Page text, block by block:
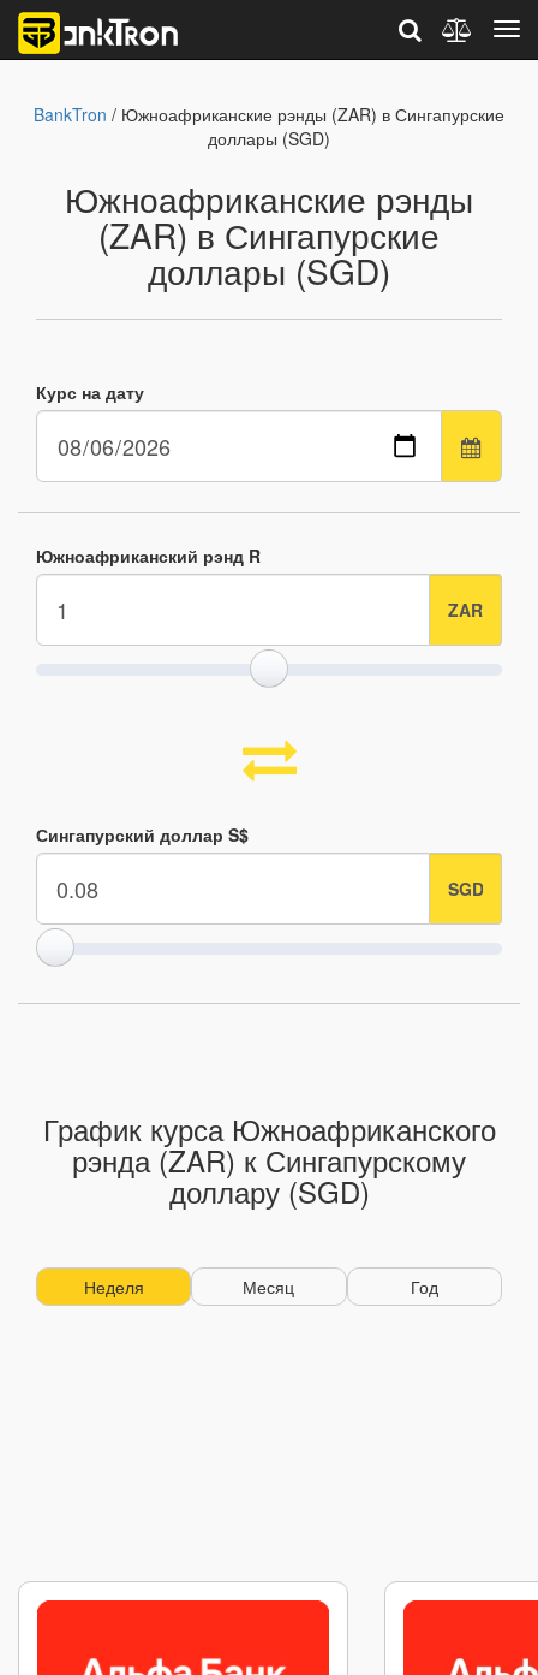
BankTron / Южноафриканские рэнды (ZAR) в Сингапурские
доллары (SGD)
Южноафриканские рэнды
(ZAR) в Сингапурские
доллары (SGD)
Курс на дату
Южноафриканский рэнд R
Сингапурский доллар S$
График курса Южноафриканского
рэнда (ZAR) к Сингапурскому
доллару (SGD)
Неделя Месяц Год